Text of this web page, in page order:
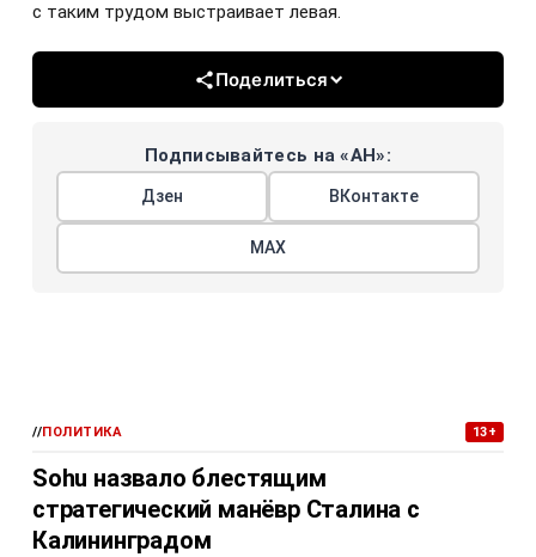
с таким трудом выстраивает левая.
Поделиться
Подписывайтесь на «АН»:
Дзен ВКонтакте
МАХ
//ПОЛИТИКА 13+
Sohu назвало блестящим
стратегический манёвр Сталина с
Калининградом